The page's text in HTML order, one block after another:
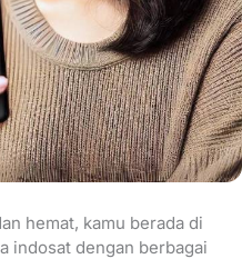
hemat, kamu berada di
indosat dengan berbagai